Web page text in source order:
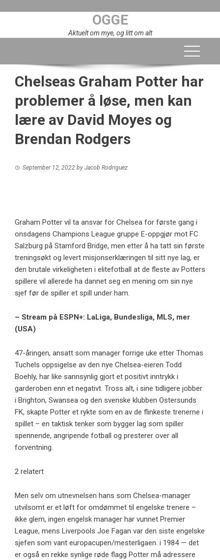
OGGE
Aktuelt om mye, og litt om alt
Chelseas Graham Potter har
problemer å løse, men kan
lære av David Moyes og
Brendan Rodgers
September 12, 2022 by Jacob Rodriguez
Graham Potter vil ta ansvar for Chelsea for første gang i
onsdagens Champions League gruppe E-oppgjør mot FC
Salzburg på Stamford Bridge, men etter å ha tatt sin første
treningsøkt og levert misjonserklæringen til sitt nye lag, er
den brutale virkeligheten i elitefotball at de fleste av Potters
spillere vil allerede ha dannet seg en mening om sin nye
sjef før de spiller et spill under ham.
– Stream på ESPN+: LaLiga, Bundesliga, MLS, mer
(USA)
47-åringen, ansatt som manager forrige uke etter Thomas
Tuchels oppsigelse av den nye Chelsea-eieren Todd
Boehly, har like sannsynlig gjort et positivt inntrykk i
garderoben enn et negativt. Tross alt, i sine tidligere jobber
i Brighton, Swansea og den svenske klubben Ostersunds
FK, skapte Potter et rykte som en av de flinkeste trenerne i
spillet – en taktisk tenker som bygger lag som spiller
spennende, angripende fotball og presterer over all
forventning.
2 relatert
Men selv om utnevnelsen hans som Chelsea-manager
utvilsomt er et løft for omdømmet til engelske trenere –
ikke glem, ingen engelsk manager har vunnet Premier
League, mens Liverpools Joe Fagan var den siste engelske
sjefen som vant europacupen/mesterligaen. i 1984 — det
er også en rekke synlige røde flagg Potter må adressere